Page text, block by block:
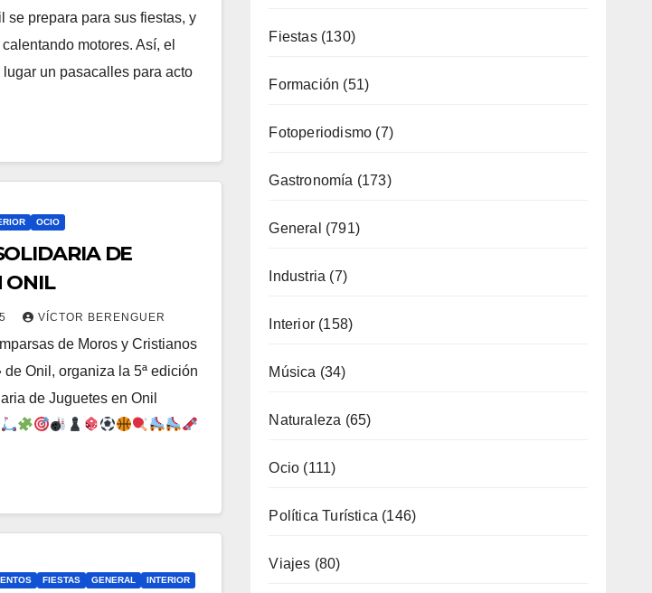
se prepara para sus fiestas, y
motores. Así, el
un pasacalles para acto
OCIO
DE
ONIL
VÍCTOR BERENGUER
de Moros y Cristianos
Onil, organiza la 5ª edición
de Juguetes en Onil
FIESTAS GENERAL
INTERIOR
Fotoperiodismo
Gastronomía(173)
General(791)
Industria (7)
Interior (158)
Música(34)
Naturaleza(65)
Ocio (111)
Política Turística
Viajes (80)
¿Qué se come aquí?(38)